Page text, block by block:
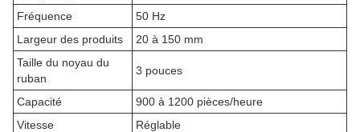
Fréquence
50 Hz
Largeur des produits
20 à 150 mm
Taille du noyau du
ruban
3 pouces
Capacité
900 à 1200 pièces/heure
Vitesse
Réglable